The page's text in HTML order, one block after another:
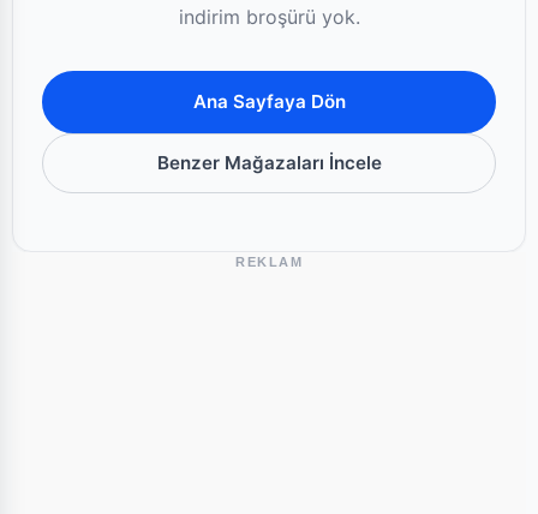
indirim broşürü yok.
Ana Sayfaya Dön
Benzer Mağazaları İncele
REKLAM